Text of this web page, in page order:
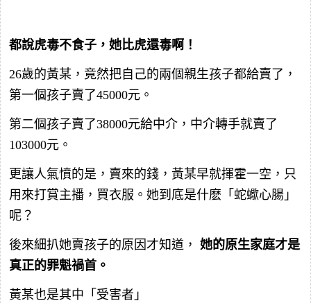
都說虎毒不食子，她比虎還毒啊！
26歲的黃某，竟然把自己的兩個親生孩子都給賣了，
第一個孩子賣了45000元。
第二個孩子賣了38000元給中介，中介轉手就賣了
103000元。
更讓人氣憤的是，賣來的錢，黃某早就揮霍一空，只
用來打賞主播，買衣服。她到底是什麽「蛇蠍心腸」
呢？
後來細扒她賣孩子的原因才知道， 她的原生家庭才是
真正的罪魁禍首。
黃某也是其中「受害者」